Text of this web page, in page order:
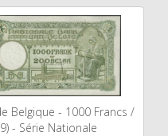
Belgique - 1000 Francs /
- Série Nationale